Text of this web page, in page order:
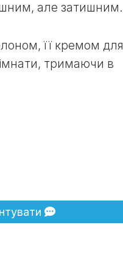
але затишним.
її кремом для
тримаючи в